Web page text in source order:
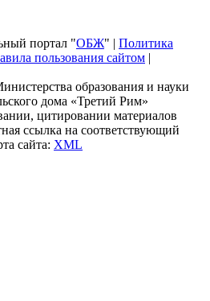
портал "ОБЖ" | Политика
пользования сайтом |
образования и науки
дома «Третий Рим»
цитировании материалов
ссылка на соответствующий
сайта: XML